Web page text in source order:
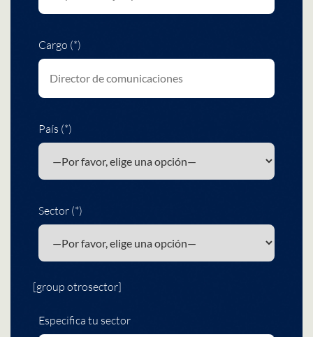
Cargo (*)
País (*)
Sector (*)
[group otrosector]
Especifica tu sector